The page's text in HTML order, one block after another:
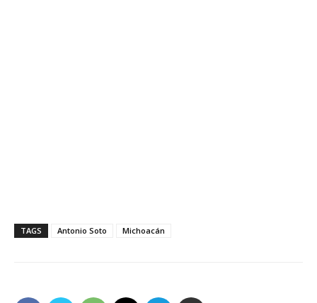
TAGS Antonio Soto Michoacán